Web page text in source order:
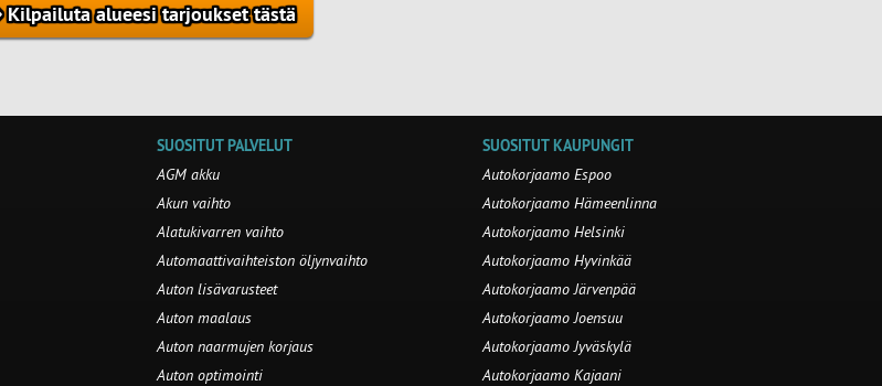
Kilpailuta alueesi tarjoukset tästä
SUOSITUT PALVELUT
AGM akku
Akun vaihto
Alatukivarren vaihto
Automaattivaihteiston öljynvaihto
Auton lisävarusteet
Auton maalaus
Auton naarmujen korjaus
Auton optimointi
SUOSITUT KAUPUNGIT
Autokorjaamo Espoo
Autokorjaamo Hämeenlinna
Autokorjaamo Helsinki
Autokorjaamo Hyvinkää
Autokorjaamo Järvenpää
Autokorjaamo Joensuu
Autokorjaamo Jyväskylä
Autokorjaamo Kajaani